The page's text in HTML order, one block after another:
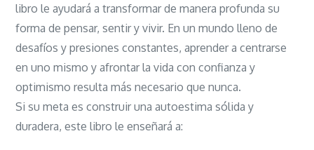
libro le ayudará a transformar de manera profunda su
forma de pensar, sentir y vivir. En un mundo lleno de
desafíos y presiones constantes, aprender a centrarse
en uno mismo y afrontar la vida con confianza y
optimismo resulta más necesario que nunca.
Si su meta es construir una autoestima sólida y
duradera, este libro le enseñará a: